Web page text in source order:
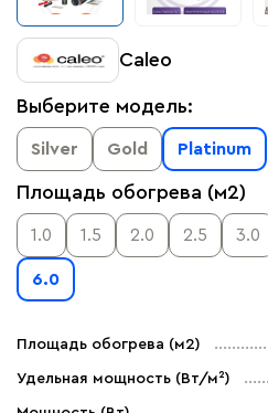
Caleo
Выберите модель:
Silver Gold Platinum
Площадь обогрева (м2)
1.0 1.5 2.0 2.5 3.0
6.0
Площадь обогрева (м2)
Удельная мощность (Вт/м²)